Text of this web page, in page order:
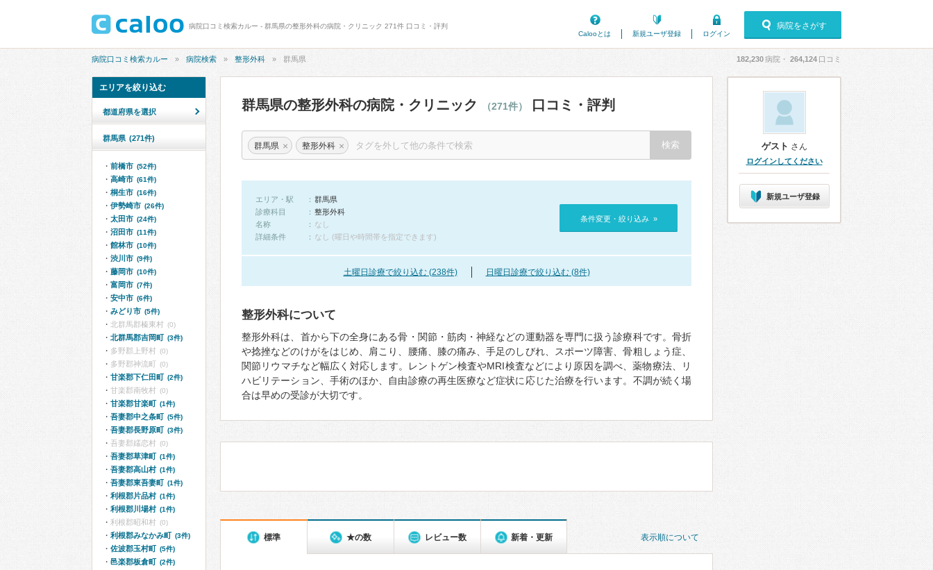
病院口コミ検索カルー - 群馬県の整形外科の病院・クリニック 271件 口コミ・評判
Calooとは
新規ユーザ登録 ログイン
病院をさがす
病院口コミ検索カルー 病院検索 整形外科 群馬県 182,230病院・ 264,124 口コミ
群馬県の整形外科の病院・クリニック （271件） 口コミ・評判
群馬県 × 整形外科 ×
エリア・駅
群馬県
診療科目
整形外科
名称
なし
詳細条件
なし (曜日や時間帯を指定できます)
条件変更・絞り込み »
土曜日診療で絞り込む (238件) 日曜日診療で絞り込む (8件)
整形外科について
整形外科は、首から下の全身にある骨・関節・筋肉・神経などの運動器を専門に扱う診療科です。骨折
や捻挫などのけがをはじめ、肩こり、腰痛、膝の痛み、手足のしびれ、スポーツ障害、骨粗しょう症、
関節リウマチなど幅広く対応します。レントゲン検査やMRI検査などにより原因を調べ、薬物療法、リ
ハビリテーション、手術のほか、自由診療の再生医療など症状に応じた治療を行います。不調が続く場
合は早めの受診が大切です。
表示順について
標準 ★の数 レビュー数 新着・更新
エリアを絞り込む
都道府県を選択
群馬県 (271件)
前橋市 (52件)
高崎市 (61件)
桐生市 (16件)
伊勢崎市 (26件)
太田市 (24件)
沼田市 (11件)
館林市 (10件)
渋川市 (9件)
藤岡市 (10件)
富岡市 (7件)
安中市 (6件)
みどり市 (5件)
北群馬郡榛東村 (0)
北群馬郡吉岡町 (3件)
多野郡上野村 (0)
多野郡神流町 (0)
甘楽郡下仁田町 (2件)
甘楽郡南牧村 (0)
甘楽郡甘楽町 (1件)
吾妻郡中之条町 (5件)
吾妻郡長野原町 (3件)
吾妻郡嬬恋村 (0)
吾妻郡草津町 (1件)
吾妻郡高山村 (1件)
吾妻郡東吾妻町 (1件)
利根郡片品村 (1件)
利根郡川場村 (1件)
利根郡昭和村 (0)
利根郡みなかみ町 (3件)
佐波郡玉村町 (5件)
邑楽郡板倉町 (2件)
ゲスト さん
ログインしてください
新規ユーザ登録